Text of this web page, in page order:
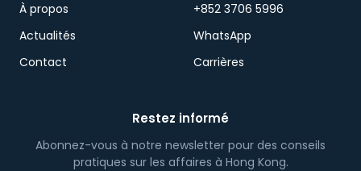
À propos
Actualités
Contact
+852 3706 5996
WhatsApp
Carrières
Restez informé
Abonnez-vous à notre newsletter pour des conseils
pratiques sur les affaires à Hong Kong.